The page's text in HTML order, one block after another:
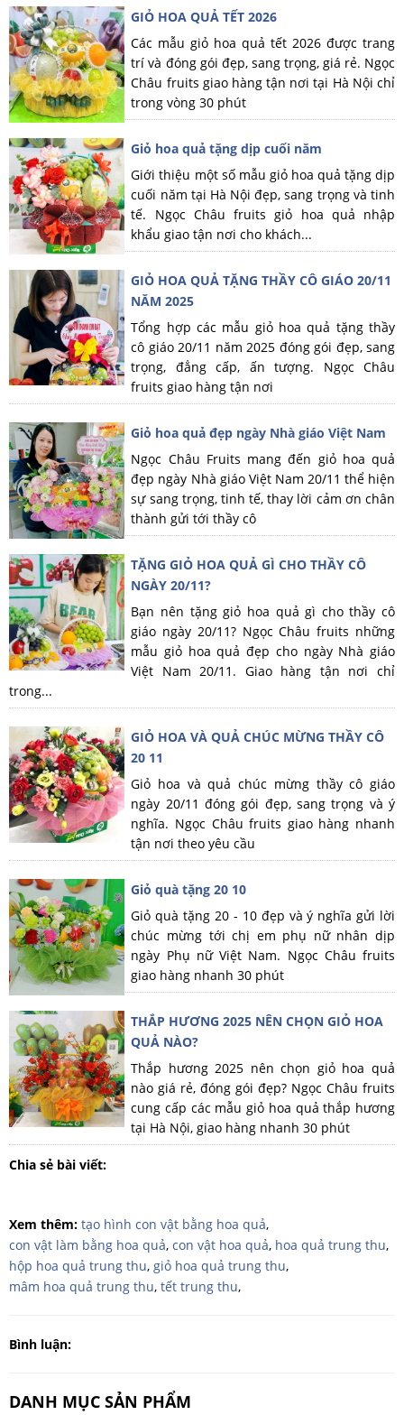
GIỎ HOA QUẢ TẾT 2026
Các mẫu giỏ hoa quả tết 2026 được trang
trí và đóng gói đẹp, sang trọng, giá rẻ. Ngọc
Châu fruits giao hàng tận nơi tại Hà Nội chỉ
trong vòng 30 phút
Giỏ hoa quả tặng dịp cuối năm
Giới thiệu một số mẫu giỏ hoa quả tặng dịp
cuối năm tại Hà Nội đẹp, sang trọng và tinh
tế. Ngọc Châu fruits giỏ hoa quả nhập
khẩu giao tận nơi cho khách...
GIỎ HOA QUẢ TẶNG THẦY CÔ GIÁO 20/11
NĂM 2025
Tổng hợp các mẫu giỏ hoa quả tặng thầy
cô giáo 20/11 năm 2025 đóng gói đẹp, sang
trọng, đẳng cấp, ấn tượng. Ngọc Châu
fruits giao hàng tận nơi
Giỏ hoa quả đẹp ngày Nhà giáo Việt Nam
Ngọc Châu Fruits mang đến giỏ hoa quả
đẹp ngày Nhà giáo Việt Nam 20/11 thể hiện
sự sang trọng, tinh tế, thay lời cảm ơn chân
thành gửi tới thầy cô
TẶNG GIỎ HOA QUẢ GÌ CHO THẦY CÔ
NGÀY 20/11?
Bạn nên tặng giỏ hoa quả gì cho thầy cô
giáo ngày 20/11? Ngọc Châu fruits những
mẫu giỏ hoa quả đẹp cho ngày Nhà giáo
Việt Nam 20/11. Giao hàng tận nơi chỉ
trong...
GIỎ HOA VÀ QUẢ CHÚC MỪNG THẦY CÔ
20 11
Giỏ hoa và quả chúc mừng thầy cô giáo
ngày 20/11 đóng gói đẹp, sang trọng và ý
nghĩa. Ngọc Châu fruits giao hàng nhanh
tận nơi theo yêu cầu
Giỏ quà tặng 20 10
Giỏ quà tặng 20 - 10 đẹp và ý nghĩa gửi lời
chúc mừng tới chị em phụ nữ nhân dịp
ngày Phụ nữ Việt Nam. Ngọc Châu fruits
giao hàng nhanh 30 phút
THẮP HƯƠNG 2025 NÊN CHỌN GIỎ HOA
QUẢ NÀO?
Thắp hương 2025 nên chọn giỏ hoa quả
nào giá rẻ, đóng gói đẹp? Ngọc Châu fruits
cung cấp các mẫu giỏ hoa quả thắp hương
tại Hà Nội, giao hàng nhanh 30 phút
Chia sẻ bài viết:
Xem thêm: tạo hình con vật bằng hoa quả,
con vật làm bằng hoa quả, con vật hoa quả, hoa quả trung thu,
hộp hoa quả trung thu, giỏ hoa quả trung thu,
mâm hoa quả trung thu, tết trung thu,
Bình luận:
DANH MỤC SẢN PHẨM